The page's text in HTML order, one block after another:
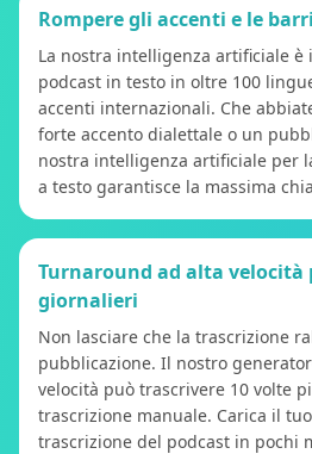
Rompere gli accenti e le
La nostra intelligenza artificiale
podcast in testo in oltre 100
accenti internazionali. Che
forte accento dialettale o un
nostra intelligenza artificiale per
a testo garantisce la massima
Turnaround ad alta velocità
giornalieri
Non lasciare che la trascrizione
pubblicazione. Il nostro
velocità può trascrivere 10 volte
trascrizione manuale. Carica il
trascrizione del podcast in pochi